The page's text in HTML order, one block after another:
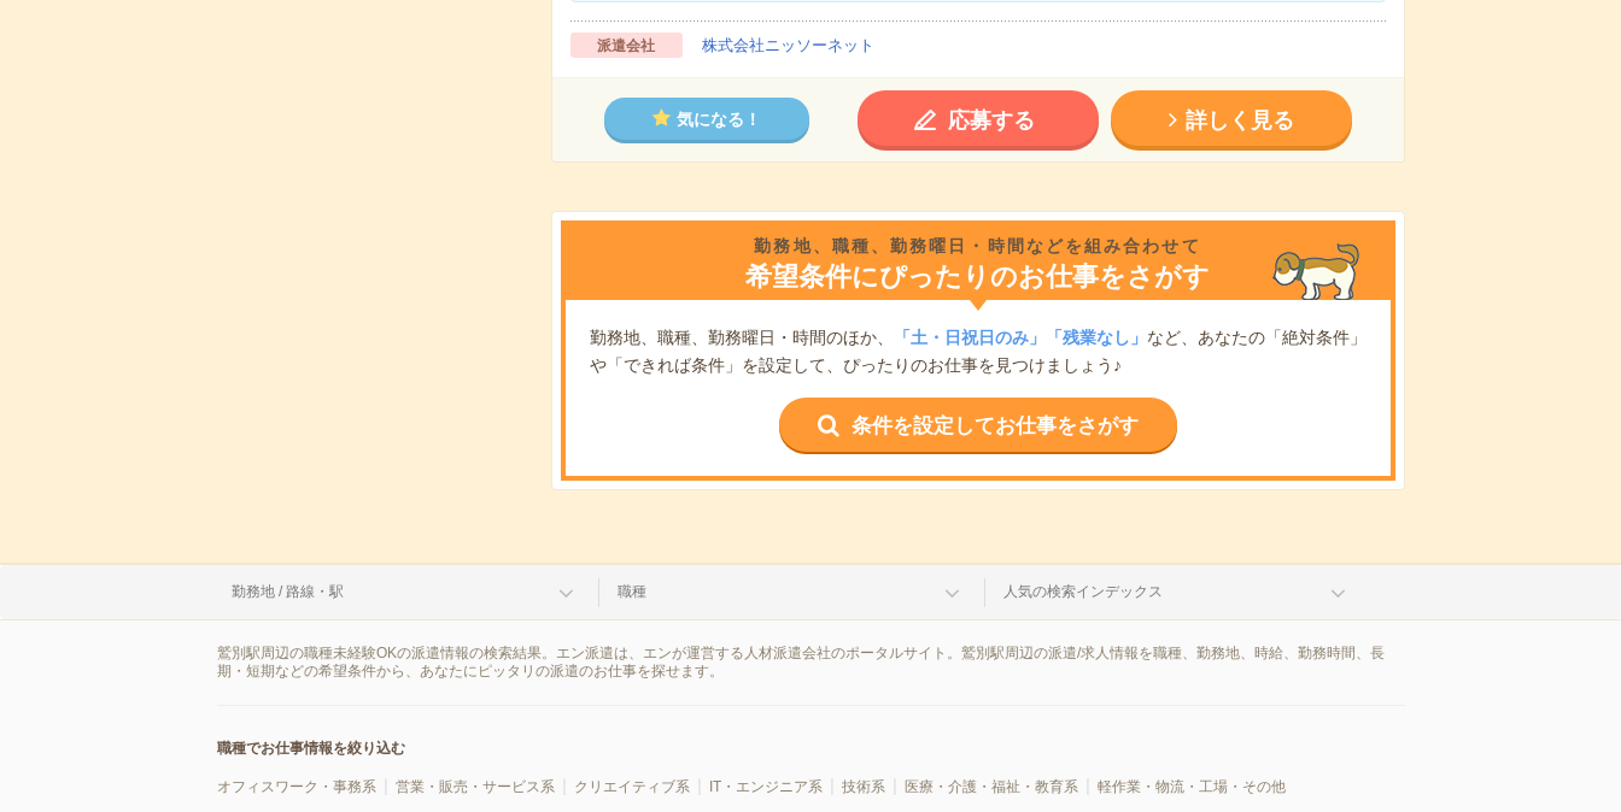
派遣会社 株式会社ニッソーネット
気になる！ 応募する 詳しく見る
勤務地、職種、勤務曜日・時間などを組み合わせて
希望条件にぴったりのお仕事をさがす
勤務地、職種、勤務曜日・時間のほか、 「土・日祝日のみ」「残業なし」 など、あなたの「絶対条件」
や「できれば条件」を設定して、ぴったりのお仕事を見つけましょう♪
条件を設定してお仕事をさがす
勤務地 / 路線・駅 職種 人気の検索インデックス
鷲別駅周辺の職種未経験OKの派遣情報の検索結果。エン派遣は、エンが運営する人材派遣会社のポータルサイト。鷲別駅周辺の派遣/求人情報を職種、勤務地、時給、勤務時間、長
期・短期などの希望条件から、あなたにピッタリの派遣のお仕事を探せます。
職種でお仕事情報を絞り込む
オフィスワーク・事務系 営業・販売・サービス系 クリエイティブ系 IT・エンジニア系 技術系 医療・介護・福祉・教育系 軽作業・物流・工場・その他